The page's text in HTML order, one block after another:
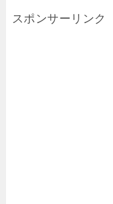
スポンサーリンク